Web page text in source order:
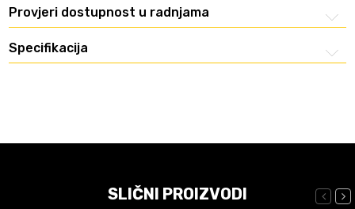
Provjeri dostupnost u radnjama
Specifikacija
SLIČNI PROIZVODI